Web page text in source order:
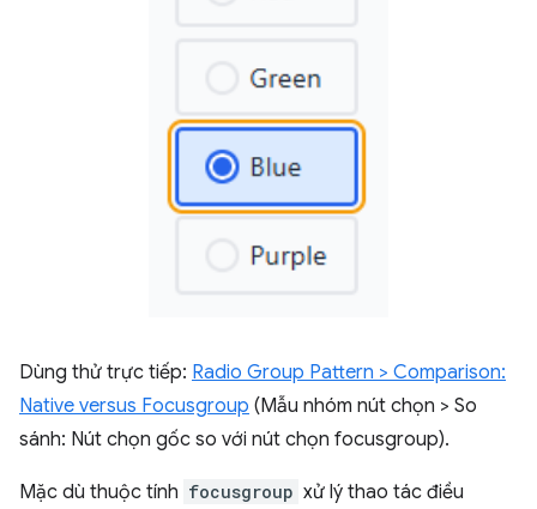
Dùng thử trực tiếp: Radio Group Pattern > Comparison:
Native versus Focusgroup (Mẫu nhóm nút chọn > So
sánh: Nút chọn gốc so với nút chọn focusgroup).
Mặc dù thuộc tính focusgroup xử lý thao tác điều